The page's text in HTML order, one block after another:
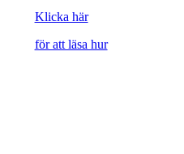
Klicka här
för att läsa hur